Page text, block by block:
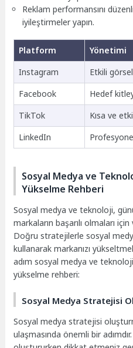
Reklam performansını
iyileştirmeler yapın.
Platform
Yönetimi
Instagram
Etkili
Facebook
Hedef
TikTok
Kısa ve
LinkedIn
Sosyal Medya ve
Yükselme Rehberi
Sosyal medya ve teknoloji,
markaların başarılı olmaları
Doğru stratejilerle sosyal
kullanarak markanızı
adım sosyal medya ve
yükselme rehberi:
Sosyal Medya Stratejisi
Sosyal medya stratejisi
ulaşmasında önemli bir